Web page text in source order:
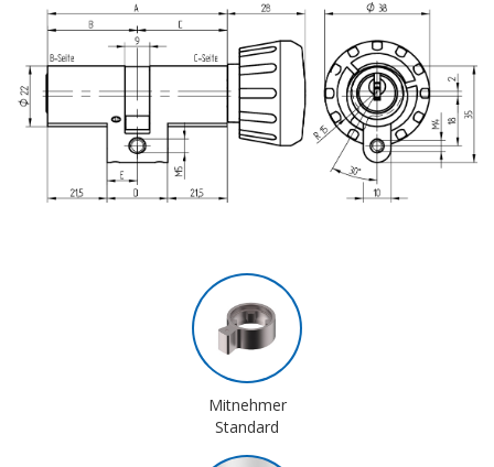
Mitnehmer
Standard